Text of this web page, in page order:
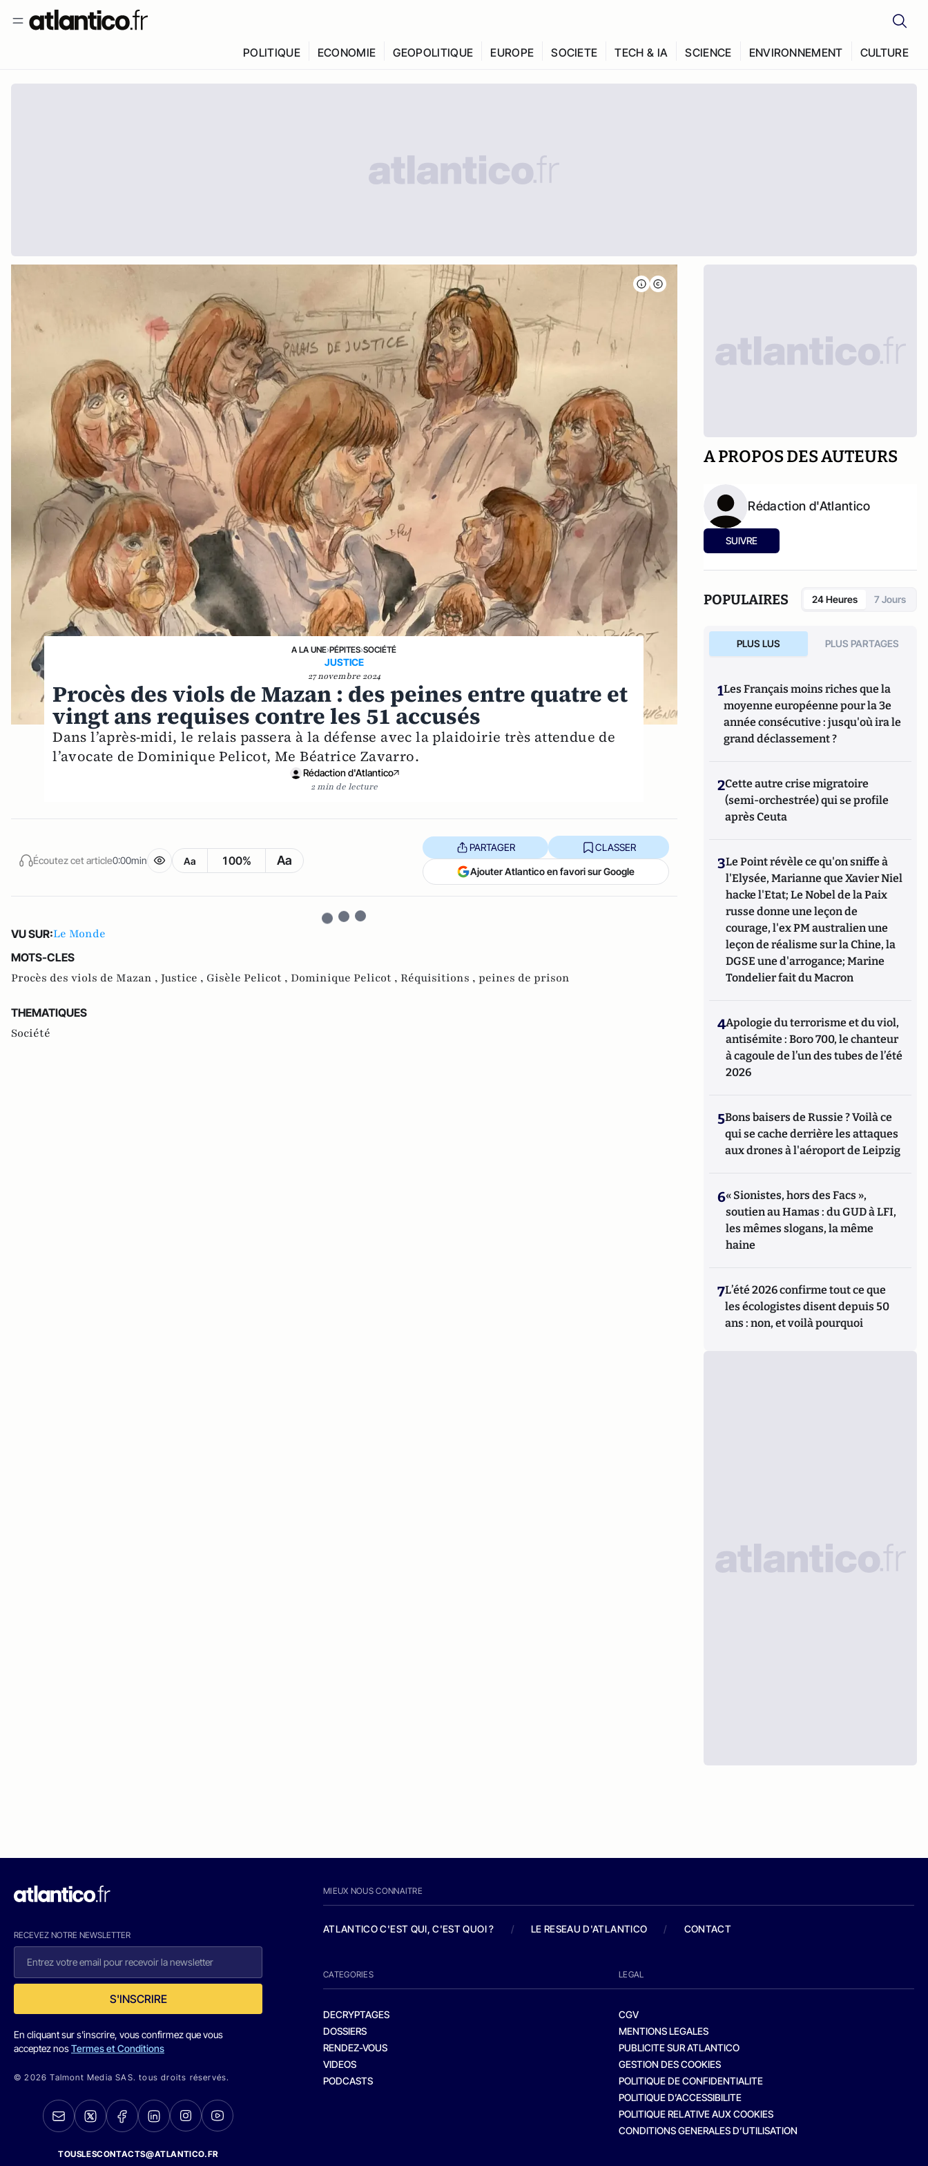
POLITIQUE ECONOMIE GEOPOLITIQUE EUROPE SOCIETE TECH & IA SCIENCE ENVIRONNEMENT CULTURE
A LA UNE›PÉPITES›SOCIÉTÉ
JUSTICE
27 novembre 2024
Procès des viols de Mazan : des peines entre quatre et
vingt ans requises contre les 51 accusés
Dans l’après-midi, le relais passera à la défense avec la plaidoirie très attendue de
l’avocate de Dominique Pelicot, Me Béatrice Zavarro.
Rédaction d'Atlantico
2 min de lecture
Écoutez cet article0:00min Aa 100% Aa
PARTAGER CLASSER
Ajouter Atlantico en favori sur Google
VU SUR:Le Monde
MOTS-CLES
Procès des viols de Mazan , Justice , Gisèle Pelicot , Dominique Pelicot , Réquisitions , peines de prison
THEMATIQUES
Société
A PROPOS DES AUTEURS
Rédaction d'Atlantico
SUIVRE
POPULAIRES 24 Heures 7 Jours
PLUS LUS PLUS PARTAGES
1Les Français moins riches que la
moyenne européenne pour la 3e
année consécutive : jusqu'où ira le
grand déclassement ?
2Cette autre crise migratoire
(semi-orchestrée) qui se profile
après Ceuta
3Le Point révèle ce qu'on sniffe à
l'Elysée, Marianne que Xavier Niel
hacke l'Etat; Le Nobel de la Paix
russe donne une leçon de
courage, l'ex PM australien une
leçon de réalisme sur la Chine, la
DGSE une d'arrogance; Marine
Tondelier fait du Macron
4Apologie du terrorisme et du viol,
antisémite : Boro 700, le chanteur
à cagoule de l’un des tubes de l’été
2026
5Bons baisers de Russie ? Voilà ce
qui se cache derrière les attaques
aux drones à l'aéroport de Leipzig
6« Sionistes, hors des Facs »,
soutien au Hamas : du GUD à LFI,
les mêmes slogans, la même
haine
7L’été 2026 confirme tout ce que
les écologistes disent depuis 50
ans : non, et voilà pourquoi
RECEVEZ NOTRE NEWSLETTER
S'INSCRIRE
En cliquant sur s'inscrire, vous confirmez que vous
acceptez nosTermes et Conditions
© 2026 Talmont Media SAS. tous droits réservés.
TOUSLESCONTACTS@ATLANTICO.FR
MIEUX NOUS CONNAITRE
ATLANTICO C'EST QUI, C'EST QUOI ? / LE RESEAU D'ATLANTICO / CONTACT
CATEGORIES
DECRYPTAGES
DOSSIERS
RENDEZ-VOUS
VIDEOS
PODCASTS
LEGAL
CGV
MENTIONS LEGALES
PUBLICITE SUR ATLANTICO
GESTION DES COOKIES
POLITIQUE DE CONFIDENTIALITE
POLITIQUE D’ACCESSIBILITE
POLITIQUE RELATIVE AUX COOKIES
CONDITIONS GENERALES D’UTILISATION